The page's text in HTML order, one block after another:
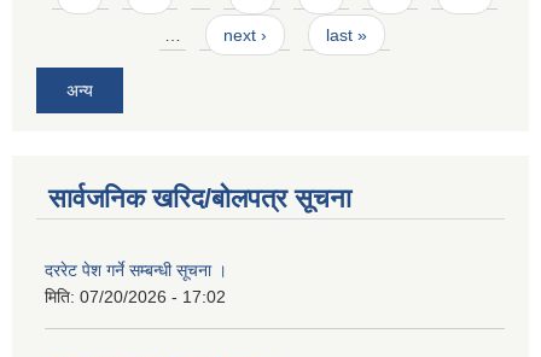
next › last »
अन्य
सार्वजनिक खरिद/बोलपत्र सूचना
दररेट पेश गर्ने सम्बन्धी सूचना ।
मिति: 07/20/2026 - 17:02